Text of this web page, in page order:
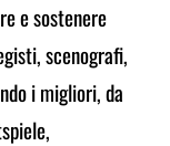
e sostenere
scenografi,
i migliori,da